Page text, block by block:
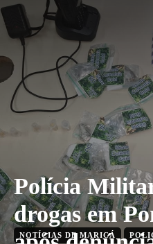
Polícia
drogas em
NOTÍCIAS DE MARICÁ